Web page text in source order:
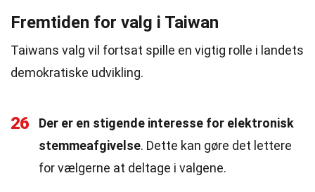
Fremtiden for valg i Taiwan
Taiwans valg vil fortsat spille en vigtig rolle i landets
demokratiske udvikling.
26
Der er en stigende interesse for elektronisk
stemmeafgivelse. Dette kan gøre det lettere
for vælgerne at deltage i valgene.